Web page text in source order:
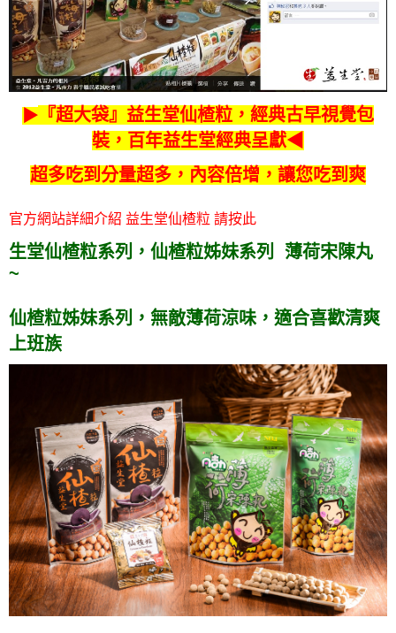
▶ 『超大袋』益生堂仙楂粒，經典古早視覺包
裝，百年益生堂經典呈獻◀
超多吃到分量超多，內容倍增，讓您吃到爽
官方網站詳細介紹 益生堂仙楂粒 請按此
生堂仙楂粒系列，仙楂粒姊妹系列 薄荷宋陳丸
~
仙楂粒姊妹系列，無敵薄荷涼味，適合喜歡清爽
上班族